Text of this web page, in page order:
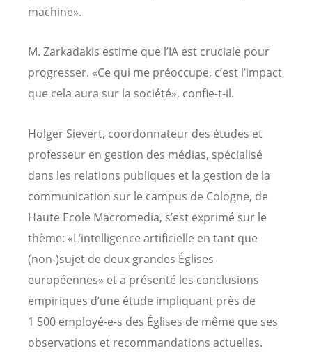
machine».
M. Zarkadakis estime que l’IA est cruciale pour
progresser. «Ce qui me préoccupe, c’est l’impact
que cela aura sur la société», confie-t-il.
Holger Sievert, coordonnateur des études et
professeur en gestion des médias, spécialisé
dans les relations publiques et la gestion de la
communication sur le campus de Cologne, de
Haute Ecole Macromedia, s’est exprimé sur le
thème: «L’intelligence artificielle en tant que
(non-)sujet de deux grandes Églises
européennes» et a présenté les conclusions
empiriques d’une étude impliquant près de
1 500 employé-e-s des Églises de même que ses
observations et recommandations actuelles.